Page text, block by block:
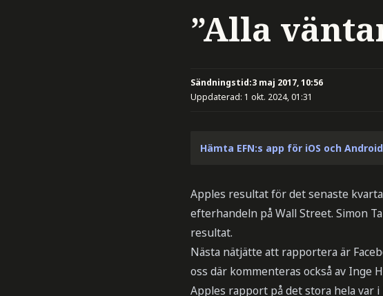
”Alla
Sändningstid:3 maj 2017, 10:56
Uppdaterad: 1 okt. 2024, 01:31
Hämta EFN:s app för iOS och Android
Apples resultat för det senaste
efterhandeln på Wall Street. Simon
resultat.
Nästa nätjätte att rapportera är
oss där kommenteras också av Inge
Apples rapport på det stora hela var